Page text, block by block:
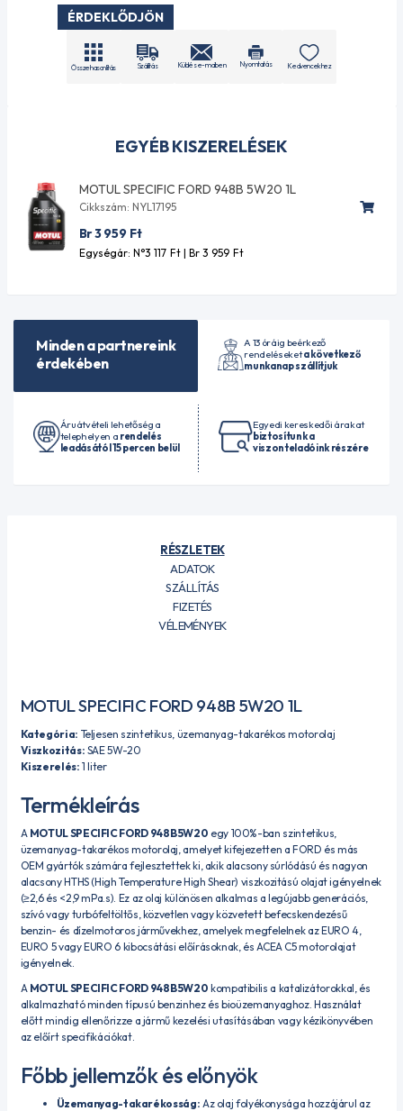
EGYÉB KISZERELÉSEK
MOTUL SPECIFIC FORD 948B 5W20 1L
Cikkszám: NYL17195
Br 3 959 Ft
Egységár: N°3 117 Ft| Br 3 959 Ft
ÉRDEKLŐDJÖN
Összehasonlítás Szállítás Küldés e-mailben Nyomtatás Kedvencekhez
Minden a partnereink
érdekében
A 13 óráig beérkező
rendeléseketa következő
munkanap szállítjuk
Áruátvételi lehetőség a
telephelyen a rendelés
leadásától 15 percen belül
Egyedi kereskedői árakat
biztosítunk a
viszonteladóink részére
RÉSZLETEK
ADATOK
SZÁLLÍTÁS
FIZETÉS
VÉLEMÉNYEK
MOTUL SPECIFIC FORD 948B 5W20 1L
Kategória: Teljesen szintetikus, üzemanyag-takarékos motorolaj
Viszkozitás: SAE 5W-20
Kiszerelés: 1 liter
Termékleírás
A MOTUL SPECIFIC FORD 948B 5W20 egy 100%-ban szintetikus,
üzemanyag-takarékos motorolaj, amelyet kifejezetten a FORD és más
OEM gyártók számára fejlesztettek ki, akik alacsony súrlódású és nagyon
alacsony HTHS (High Temperature High Shear) viszkozitású olajat igényelnek
(≥2,6 és <2,9 mPa.s). Ez az olaj különösen alkalmas a legújabb generációs,
szívó vagy turbófeltöltős, közvetlen vagy közvetett befecskendezésű
benzin- és dízelmotoros járművekhez, amelyek megfelelnek az EURO 4,
EURO 5 vagy EURO 6 kibocsátási előírásoknak, és ACEA C5 motorolajat
igényelnek.
A MOTUL SPECIFIC FORD 948B 5W20 kompatibilis a katalizátorokkal, és
alkalmazható minden típusú benzinhez és bioüzemanyaghoz. Használat
előtt mindig ellenőrizze a jármű kezelési utasításában vagy kézikönyvében
az előírt specifikációkat.
Főbb jellemzők és előnyök
Üzemanyag-takarékosság: Az olaj folyékonysága hozzájárul az